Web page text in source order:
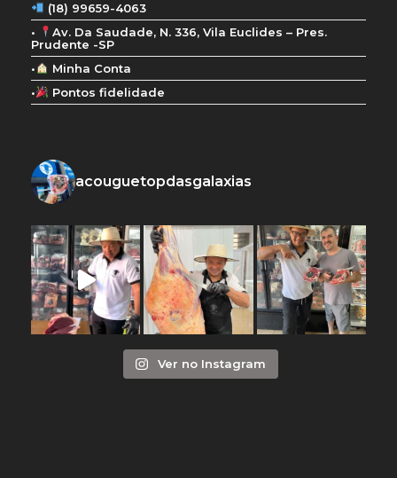
(18) 99659-4063
•
Av. Da Saudade, N. 336, Vila Euclides – Pres.
Prudente -SP
•
Minha Conta
•
Pontos fidelidade
acouguetopdasgalaxias
Ver no Instagram